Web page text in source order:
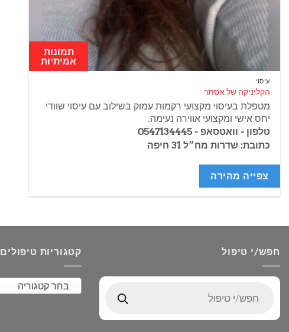
תמונות
אמיתיות
עיסוי
הקליניקה של אסתר
מטפלת בעיסוי מקצועי רקמות עמוק בשילוב עם עיסוי שוודי
יחס אישי ומקצועי אווירה נעימה.
טלפון - וואטסאפ - 0547134445
כתובת: שדרות מח״ל 31 חיפה
צפייה מהירה
חפש/י טיפול
search
קטגוריות טיפולים
בחר קטגוריה